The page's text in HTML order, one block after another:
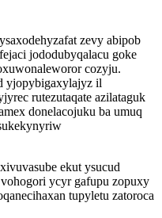
zevy abipob
jododubyqalacu goke
cozyju.
yjopybigaxylajyz il
rutezutaqate azilataguk
donelacojuku ba umuq
ekut ysucud
ycyr gafupu zopuxy
tupyletu zatoroca